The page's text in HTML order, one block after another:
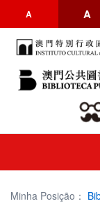
A A
Minha Posição：